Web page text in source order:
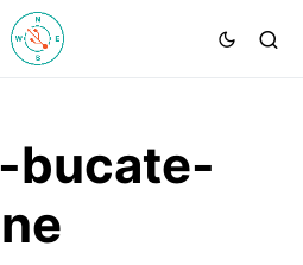
bucate-